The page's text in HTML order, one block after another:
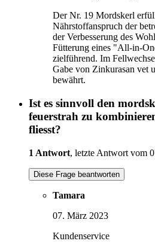
Der Nr. 19 Mordskerl
Nährstoffanspruch der
der Verbesserung des
Fütterung eines "All-in-
zielführend. Im
Gabe von Zinkurasan vet
bewährt.
Ist es sinnvoll den
feuerstrah zu
fliesst?
1 Antwort, letzte Antwort vom
Diese Frage beantworten
Tamara
07. März 2023
Kundenservice